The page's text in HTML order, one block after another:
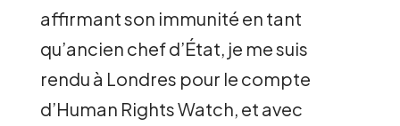
affirmant son immunité en tant
qu’ancien chef d’État, je me suis
rendu à Londres pour le compte
d’Human Rights Watch, et avec